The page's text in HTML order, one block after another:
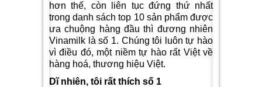
hơn thế, còn liên tục đứng thứ nhất
trong danh sách top 10 sản phẩm được
ưa chuộng hàng đầu thì đương nhiên
Vinamilk là số 1. Chúng tôi luôn tự hào
vì điều đó, một niềm tự hào rất Việt về
hàng hoá, thương hiệu Việt.
Dĩ nhiên, tôi rất thích số 1